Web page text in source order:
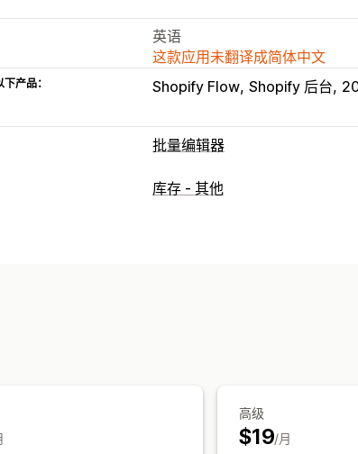
英语
这款应用未翻译成简体中文
产品： Shopify Flow Shopify 后台
批量编辑器
可编辑资源
库存 - 其他
高级
$19/月